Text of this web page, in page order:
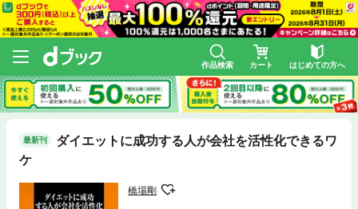
作品検索 カート はじめての方へ
最新刊
ダイエットに成功する人が会社を活性化できるワ
ケ
橋場剛